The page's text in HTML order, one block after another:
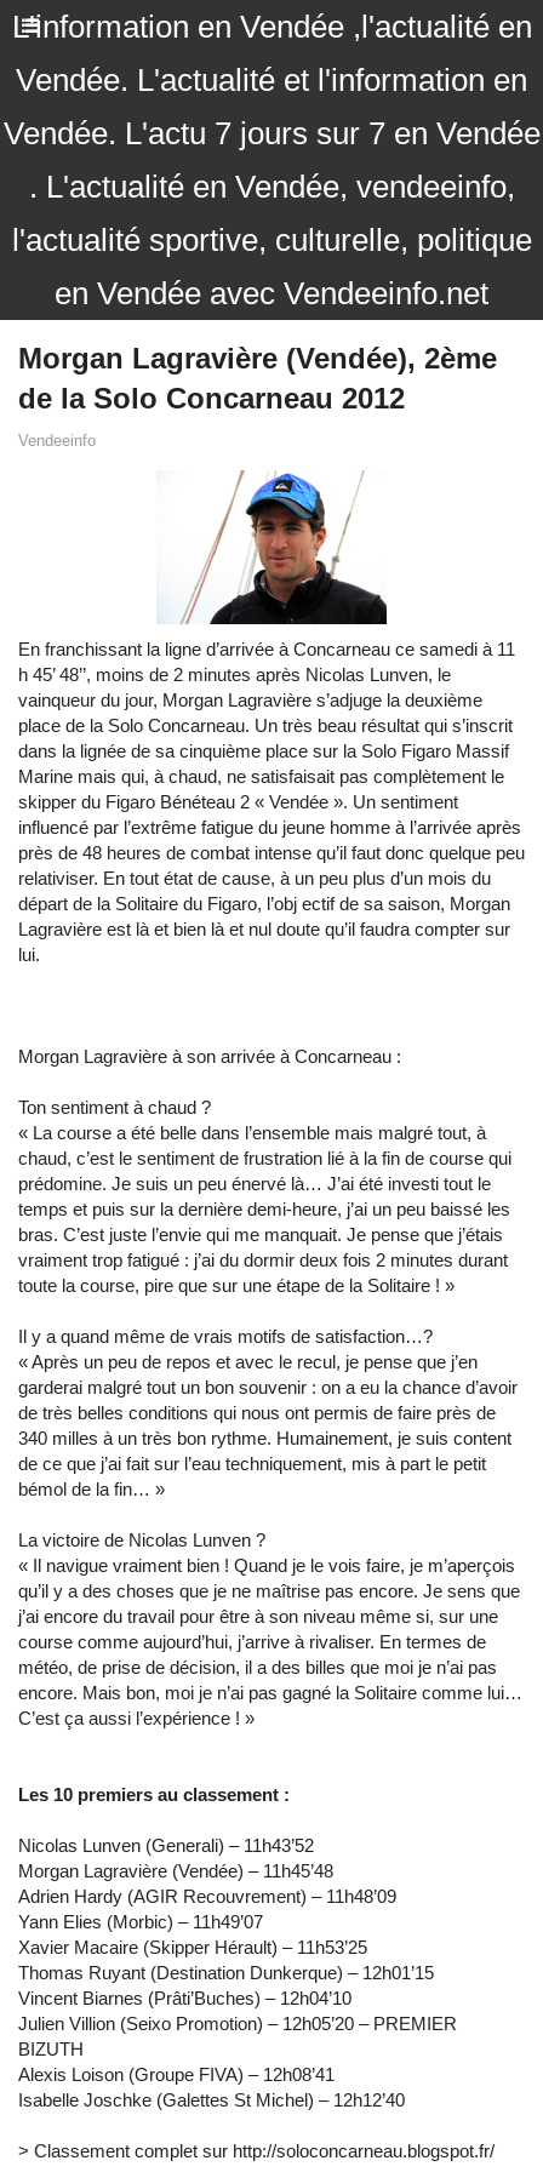
L'information en Vendée ,l'actualité en
Vendée. L'actualité et l'information en
Vendée. L'actu 7 jours sur 7 en Vendée
. L'actualité en Vendée, vendeeinfo,
l'actualité sportive, culturelle, politique
en Vendée avec Vendeeinfo.net
Morgan Lagravière (Vendée), 2ème
de la Solo Concarneau 2012
Vendeeinfo
En franchissant la ligne d’arrivée à Concarneau ce samedi à 11
h 45’ 48’’, moins de 2 minutes après Nicolas Lunven, le
vainqueur du jour, Morgan Lagravière s’adjuge la deuxième
place de la Solo Concarneau. Un très beau résultat qui s’inscrit
dans la lignée de sa cinquième place sur la Solo Figaro Massif
Marine mais qui, à chaud, ne satisfaisait pas complètement le
skipper du Figaro Bénéteau 2 « Vendée ». Un sentiment
influencé par l’extrême fatigue du jeune homme à l’arrivée après
près de 48 heures de combat intense qu’il faut donc quelque peu
relativiser. En tout état de cause, à un peu plus d’un mois du
départ de la Solitaire du Figaro, l’obj ectif de sa saison, Morgan
Lagravière est là et bien là et nul doute qu’il faudra compter sur
lui.
Morgan Lagravière à son arrivée à Concarneau :
Ton sentiment à chaud ?
« La course a été belle dans l’ensemble mais malgré tout, à
chaud, c’est le sentiment de frustration lié à la fin de course qui
prédomine. Je suis un peu énervé là… J’ai été investi tout le
temps et puis sur la dernière demi-heure, j’ai un peu baissé les
bras. C’est juste l’envie qui me manquait. Je pense que j’étais
vraiment trop fatigué : j’ai du dormir deux fois 2 minutes durant
toute la course, pire que sur une étape de la Solitaire ! »
Il y a quand même de vrais motifs de satisfaction…?
« Après un peu de repos et avec le recul, je pense que j’en
garderai malgré tout un bon souvenir : on a eu la chance d’avoir
de très belles conditions qui nous ont permis de faire près de
340 milles à un très bon rythme. Humainement, je suis content
de ce que j’ai fait sur l’eau techniquement, mis à part le petit
bémol de la fin… »
La victoire de Nicolas Lunven ?
« Il navigue vraiment bien ! Quand je le vois faire, je m’aperçois
qu’il y a des choses que je ne maîtrise pas encore. Je sens que
j’ai encore du travail pour être à son niveau même si, sur une
course comme aujourd’hui, j’arrive à rivaliser. En termes de
météo, de prise de décision, il a des billes que moi je n’ai pas
encore. Mais bon, moi je n’ai pas gagné la Solitaire comme lui…
C’est ça aussi l’expérience ! »
Les 10 premiers au classement :
Nicolas Lunven (Generali) – 11h43’52
Morgan Lagravière (Vendée) – 11h45’48
Adrien Hardy (AGIR Recouvrement) – 11h48’09
Yann Elies (Morbic) – 11h49’07
Xavier Macaire (Skipper Hérault) – 11h53’25
Thomas Ruyant (Destination Dunkerque) – 12h01’15
Vincent Biarnes (Prâti’Buches) – 12h04’10
Julien Villion (Seixo Promotion) – 12h05’20 – PREMIER
BIZUTH
Alexis Loison (Groupe FIVA) – 12h08’41
Isabelle Joschke (Galettes St Michel) – 12h12’40
> Classement complet sur http://soloconcarneau.blogspot.fr/